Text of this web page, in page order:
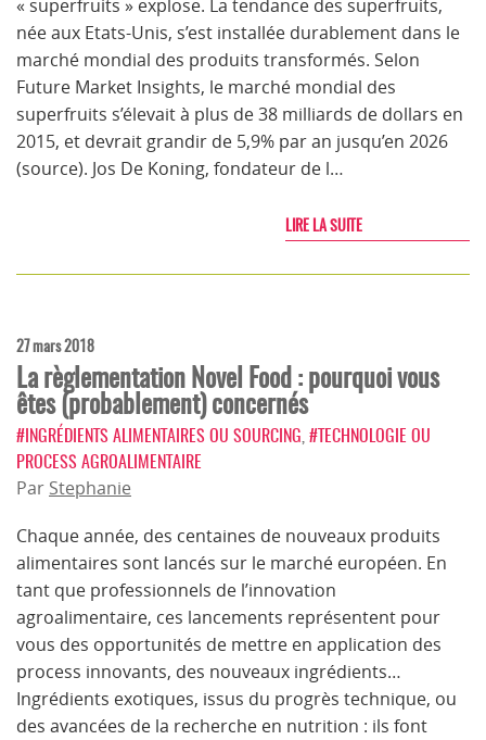
« superfruits » explose. La tendance des superfruits,
née aux Etats-Unis, s’est installée durablement dans le
marché mondial des produits transformés. Selon
Future Market Insights, le marché mondial des
superfruits s’élevait à plus de 38 milliards de dollars en
2015, et devrait grandir de 5,9% par an jusqu’en 2026
(source). Jos De Koning, fondateur de l…
LIRE LA SUITE
27 mars 2018
La règlementation Novel Food : pourquoi vous
êtes (probablement) concernés
#INGRÉDIENTS ALIMENTAIRES OU SOURCING #TECHNOLOGIE OU
PROCESS AGROALIMENTAIRE
Par Stephanie
Chaque année, des centaines de nouveaux produits
alimentaires sont lancés sur le marché européen. En
tant que professionnels de l’innovation
agroalimentaire, ces lancements représentent pour
vous des opportunités de mettre en application des
process innovants, des nouveaux ingrédients…
Ingrédients exotiques, issus du progrès technique, ou
des avancées de la recherche en nutrition : ils font